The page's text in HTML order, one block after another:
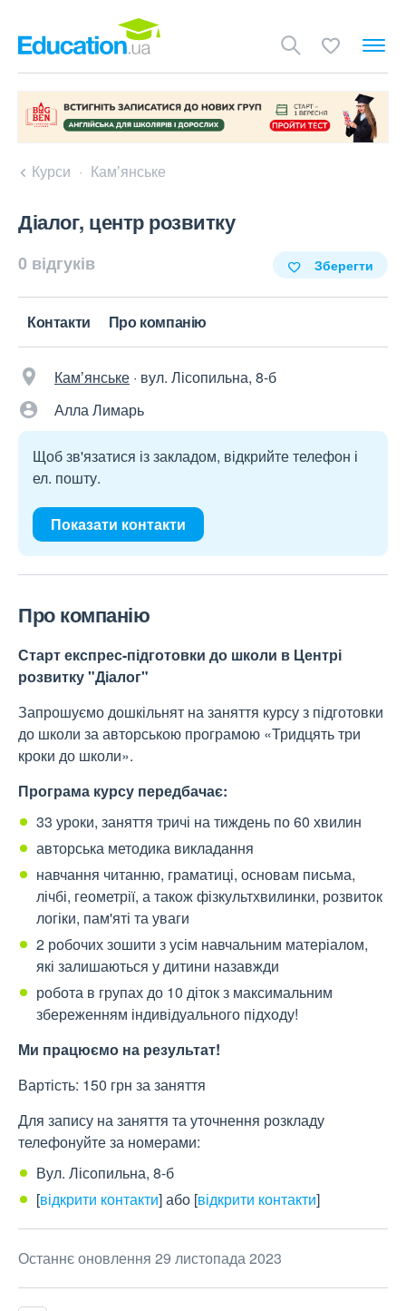
Курси Камʼянське
Діалог, центр розвитку
0 відгуків Зберегти
Контакти Про компанію
Камʼянське · вул. Лісопильна, 8-б
Алла Лимарь
Щоб зв'язатися із закладом, відкрийте телефон і
ел. пошту.
Показати контакти
Про компанію
Старт експрес-підготовки до школи в Центрі
розвитку "Діалог"
Запрошуємо дошкільнят на заняття курсу з підготовки
до школи за авторською програмою «Тридцять три
кроки до школи».
Програма курсу передбачає:
33 уроки, заняття тричі на тиждень по 60 хвилин
авторська методика викладання
навчання читанню, граматиці, основам письма,
лічбі, геометрії, а також фізкультхвилинки, розвиток
логіки, пам'яті та уваги
2 робочих зошити з усім навчальним матеріалом,
які залишаються у дитини назавжди
робота в групах до 10 діток з максимальним
збереженням індивідуального підходу!
Ми працюємо на результат!
Вартість: 150 грн за заняття
Для запису на заняття та уточнення розкладу
телефонуйте за номерами:
Вул. Лісопильна, 8-б
[відкрити контакти]або [відкрити контакти]
Останнє оновлення 29 листопада 2023